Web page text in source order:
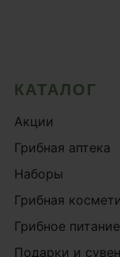
КАТАЛОГ
Акции
Грибная аптека
Наборы
Грибная
Грибное питание
Подарки и